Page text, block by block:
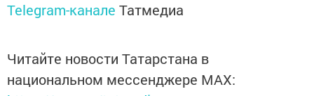
Telegram-канале Татмедиа
Читайте новости Татарстана в
национальном мессенджере MАХ: